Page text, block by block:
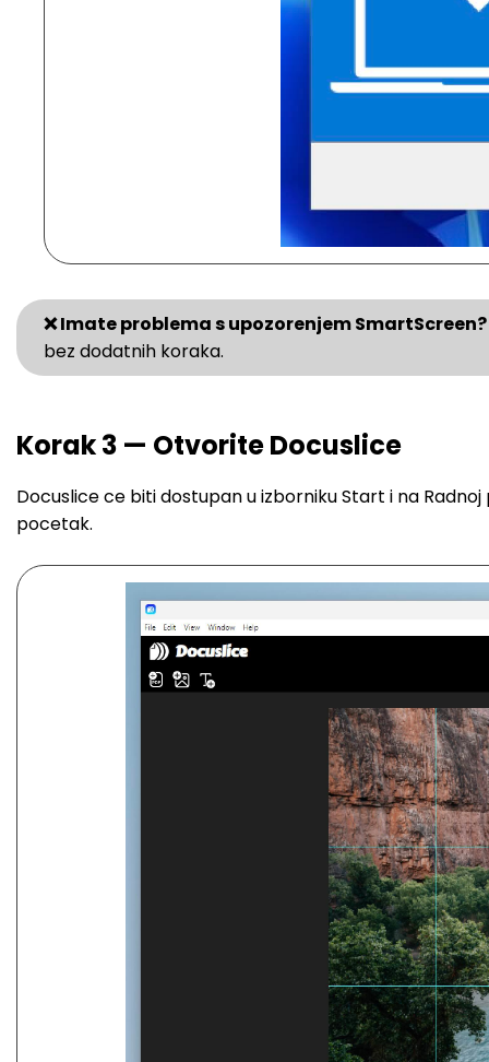
❌ Imate problema s upozorenjem SmartScreen?
bez dodatnih koraka.
Korak 3 — Otvorite Docuslice
Docuslice ce biti dostupan u izborniku Start i na
pocetak.